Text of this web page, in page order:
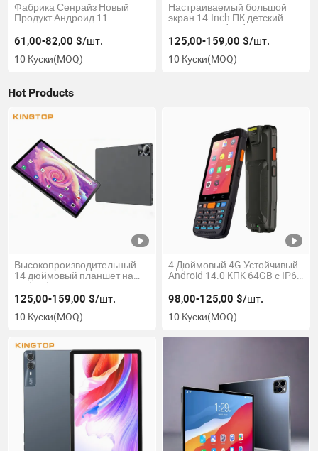
Фабрика Сенрайз Новый
Продукт Андроид 11
Машины Gms NFC
Розничный Магазин
Сенсорный Кассовый
61,00-82,00 $/шт.
10 Куски(MOQ)
Настраиваемый большой
экран 14-Inch ПК детский
планшет Android WiFi ОС
планшет
125,00-159,00 $/шт.
10 Куски(MOQ)
Hot Products
Высокопроизводительный
14 дюймовый планшет на
Android 14 для бизнеса,
образования и офиса
125,00-159,00 $/шт.
10 Куски(MOQ)
4 Дюймовый 4G Устойчивый
Android 14.0 КПК 64GB с IP65
Портативный Android КПК
для Логистики Складских
ПДК
98,00-125,00 $/шт.
10 Куски(MOQ)